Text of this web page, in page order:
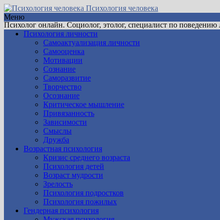
Психология человека
Психолог онлайн. Социолог, этолог, специалист по поведению
Меню
Психология личности
Самоактуализация личности
Самооценка
Мотивации
Сознание
Саморазвитие
Творчество
Осознание
Критическое мышление
Привязанность
Зависимости
Смыслы
Дружба
Возрастная психология
Кризис среднего возраста
Психология детей
Возраст мудрости
Зрелость
Психология подростков
Психология пожилых
Гендерная психология